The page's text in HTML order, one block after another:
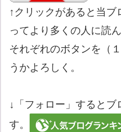
↑クリックがあると当
ってより多くの人に読
それぞれのボタンを（
うかよろしく。
↓「フォロー」するとブ
す。